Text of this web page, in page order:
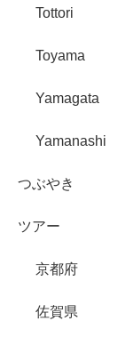
Tottori
Toyama
Yamagata
Yamanashi
つぶやき
ツアー
京都府
佐賀県